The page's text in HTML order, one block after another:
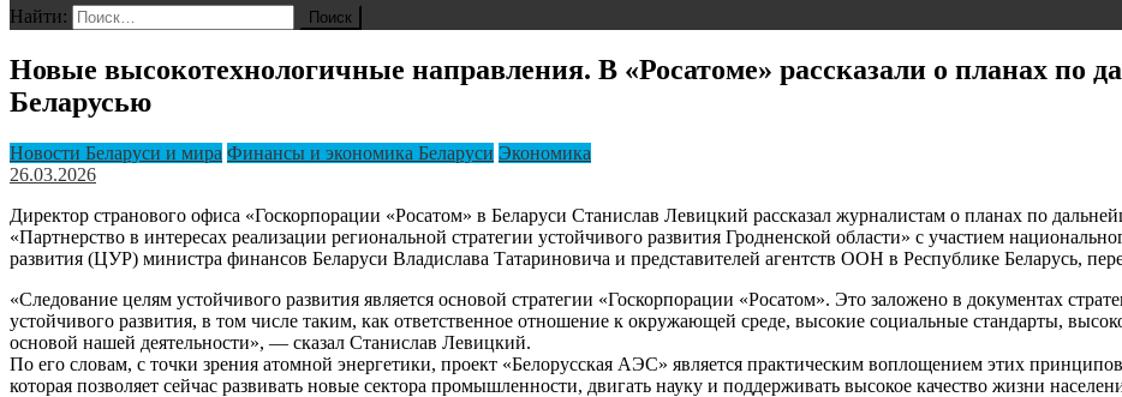
Найти:
Новые высокотехнологичные направления. В «Росатоме» рассказали о планах по
Беларусью
Новости Беларуси и мира Финансы и экономика Беларуси Экономика
26.03.2026
Директор странового офиса «Госкорпорации «Росатом» в Беларуси Станислав Левицкий рассказал журналистам о планах по
«Партнерство в интересах реализации региональной стратегии устойчивого развития Гродненской области» с участием
развития (ЦУР) министра финансов Беларуси Владислава Татариновича и представителей агентств ООН в Республике Беларусь,
«Следование целям устойчивого развития является основой стратегии «Госкорпорации «Росатом». Это заложено в документах
устойчивого развития, в том числе таким, как ответственное отношение к окружающей среде, высокие социальные стандарты,
основой нашей деятельности», — сказал Станислав Левицкий.
По его словам, с точки зрения атомной энергетики, проект «Белорусская АЭС» является практическим воплощением этих
которая позволяет сейчас развивать новые сектора промышленности, двигать науку и поддерживать высокое качество жизни